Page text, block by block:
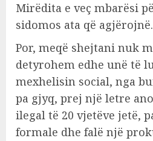
Mirëdita e veç mbarësi
sidomos ata që
Por, meqë shejtani nuk
detyrohem edhe unë të
mexhelisin social, nga
pa gjyq, prej një letre
ilegal të 20 vjetëve jetë,
formale dhe falë një